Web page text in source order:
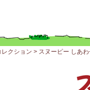
クション > スヌーピー しあ